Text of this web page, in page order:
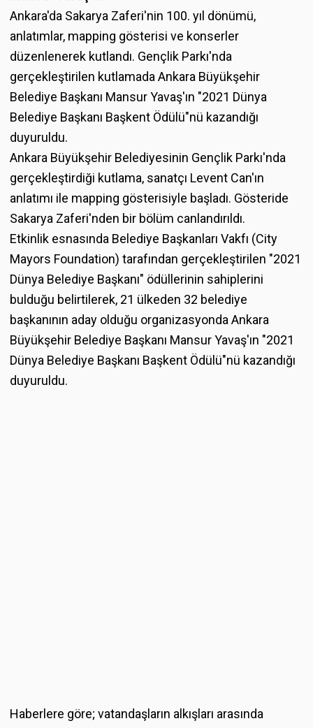
Ankara'da Sakarya Zaferi'nin 100. yıl dönümü,
anlatımlar, mapping gösterisi ve konserler
düzenlenerek kutlandı. Gençlik Parkı'nda
gerçekleştirilen kutlamada Ankara Büyükşehir
Belediye Başkanı Mansur Yavaş'ın "2021 Dünya
Belediye Başkanı Başkent Ödülü"nü kazandığı
duyuruldu.
Ankara Büyükşehir Belediyesinin Gençlik Parkı'nda
gerçekleştirdiği kutlama, sanatçı Levent Can'ın
anlatımı ile mapping gösterisiyle başladı. Gösteride
Sakarya Zaferi'nden bir bölüm canlandırıldı.
Etkinlik esnasında Belediye Başkanları Vakfı (City
Mayors Foundation) tarafından gerçekleştirilen "2021
Dünya Belediye Başkanı" ödüllerinin sahiplerini
bulduğu belirtilerek, 21 ülkeden 32 belediye
başkanının aday olduğu organizasyonda Ankara
Büyükşehir Belediye Başkanı Mansur Yavaş'ın "2021
Dünya Belediye Başkanı Başkent Ödülü"nü kazandığı
duyuruldu.
Haberlere göre; vatandaşların alkışları arasında